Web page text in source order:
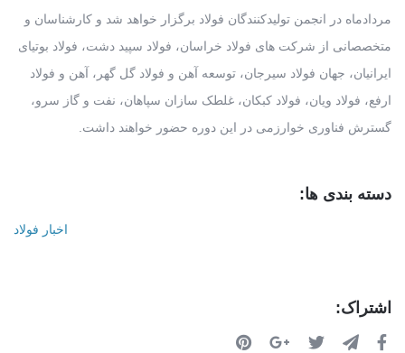
مردادماه در انجمن تولیدکنندگان فولاد برگزار خواهد شد و کارشناسان و
متخصصانی از شرکت های فولاد خراسان، فولاد سپید دشت، فولاد بوتیای
ایرانیان، جهان فولاد سیرجان، توسعه آهن و فولاد گل گهر، آهن و فولاد
ارفع، فولاد ویان، فولاد کبکان، غلطک سازان سپاهان، نفت و گاز سرو،
گسترش فناوری خوارزمی در این دوره حضور خواهند داشت.
دسته بندی ها:
اخبار فولاد
اشتراک: